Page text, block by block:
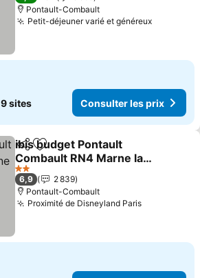
Pontault-Combault
Petit-déjeuner varié et généreux
9 sites Consulter les prix
PartagerAjouter à mes favoris
ibis budget Pontault
Combault RN4 Marne la
Vallée
2 Étoiles
6,9
2 839
Pontault-Combault
Proximité de Disneyland Paris